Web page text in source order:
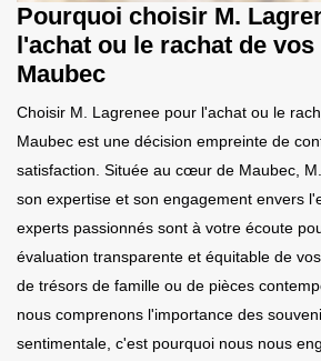
Pourquoi choisir M.
l'achat ou le rachat de
Maubec
Choisir M. Lagrenee pour l'achat ou le
Maubec est une décision empreinte de
satisfaction. Située au cœur de Maubec,
son expertise et son engagement envers
experts passionnés sont à votre écoute
évaluation transparente et équitable de
de trésors de famille ou de pièces
nous comprenons l'importance des
sentimentale, c'est pourquoi nous nous